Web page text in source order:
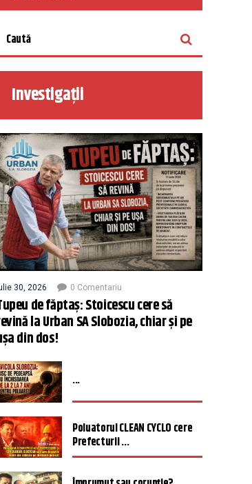
Investigații
30, 2026 0 Comentariu
de făptaș: Stoicescu cere să
la Urban SA Slobozia, chiar și pe
din dos!
...
Poluatorul CLEAN CYCLO cere
Prefecturii ...